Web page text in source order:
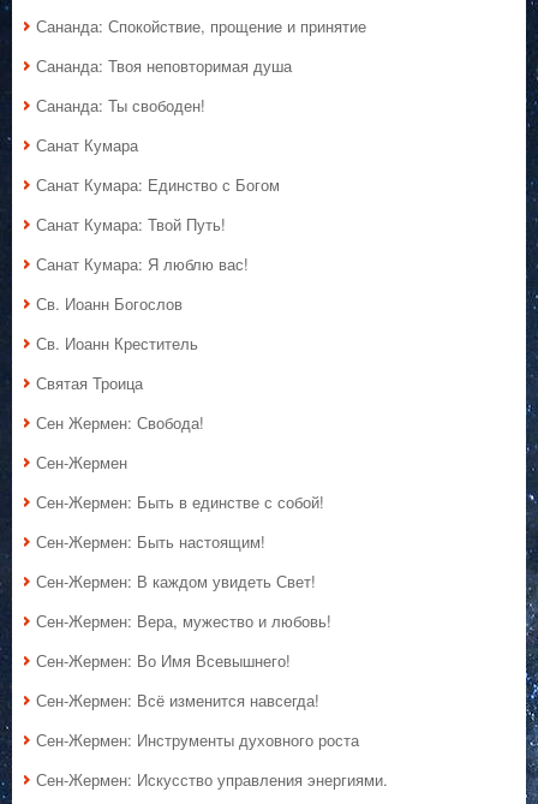
Сананда: Спокойствие, прощение и принятие
Сананда: Твоя неповторимая душа
Сананда: Ты свободен!
Санат Кумара
Санат Кумара: Единство с Богом
Санат Кумара: Твой Путь!
Санат Кумара: Я люблю вас!
Св. Иоанн Богослов
Св. Иоанн Креститель
Святая Троица
Сен Жермен: Свобода!
Сен-Жермен
Сен-Жермен: Быть в единстве с собой!
Сен-Жермен: Быть настоящим!
Сен-Жермен: В каждом увидеть Свет!
Сен-Жермен: Вера, мужество и любовь!
Сен-Жермен: Во Имя Всевышнего!
Сен-Жермен: Всё изменится навсегда!
Сен-Жермен: Инструменты духовного роста
Сен-Жермен: Искусство управления энергиями.